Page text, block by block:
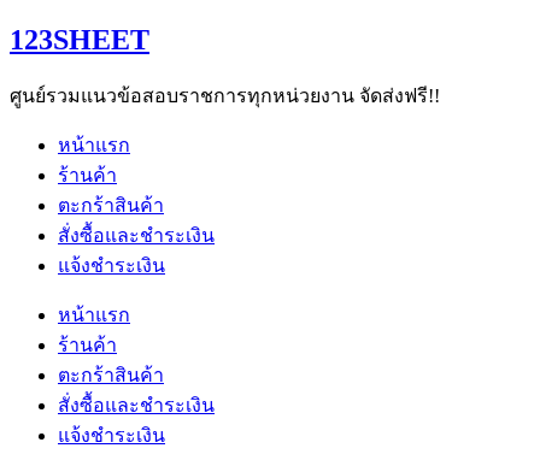
Skip
to
123SHEET
ศูนย์รวมแนวข้อสอบราชการทุกหน่วยงาน จัดส่งฟรี!!
หน้าแรก
ร้านค้า
ตะกร้าสินค้า
สั่งซื้อและชำระเงิน
แจ้งชำระเงิน
หน้าแรก
ร้านค้า
ตะกร้าสินค้า
สั่งซื้อและชำระเงิน
แจ้งชำระเงิน